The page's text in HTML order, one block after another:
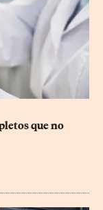
que no